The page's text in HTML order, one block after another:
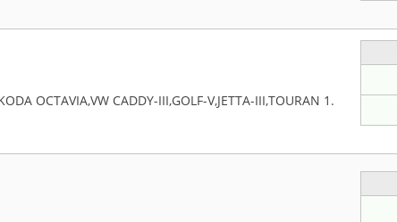
OCTAVIA,VW CADDY-III,GOLF-V,JETTA-III,TOURAN 1.